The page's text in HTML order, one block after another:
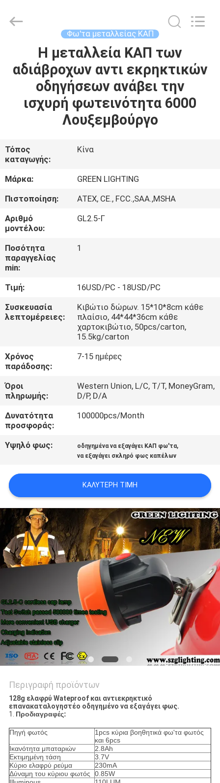
ΠΡΟΪΌΝΤΑ
ΠΕΡΊΠΟΥ
ΓΎΡΟΣ
ΕΡΓΟΣΤΑΣΊΩΝ
ΠΟΙΟΤΙΚΌΣ
ΈΛΕΓΧΟΣ
ΜΑΣ
ΣΕ
ΕΠΑΦΉ
ΖΗΤΉΣΤΕ
ΈΝΑ
ΑΠΌΣΠΑΣΜΑ
SITEMAP
PRIVACY
POLICY
Rights
Reserved.
Φω'τα μεταλλείας ΚΑΠ
Η μεταλλεία ΚΑΠ των
αδιάβροχων αντι εκρηκτικών
οδηγήσεων ανάβει την
ισχυρή φωτεινότητα 6000
Λουξεμβούργο
Τόπος
καταγωγής:
Κίνα
Μάρκα:
GREEN LIGHTING
Πιστοποίηση:
ATEX, CE., FCC.,SAA.,MSHA
Αριθμό
μοντέλου:
GL2.5-Γ
Ποσότητα
παραγγελίας
min:
1
Τιμή:
16USD/PC - 18USD/PC
Συσκευασία
λεπτομέρειες:
Κιβώτιο δώρων. 15*10*8cm κάθε
πλαίσιο, 44*44*36cm κάθε
χαρτοκιβώτιο, 50pcs/carton,
15.5kg/carton
Χρόνος
παράδοσης:
7-15 ημέρες
Όροι
πληρωμής:
Western Union, L/C, T/T, MoneyGram,
D/P, D/A
Δυνατότητα
προσφοράς:
100000pcs/Month
Υψηλό φως: οδηγημένα να εξαγάγει ΚΑΠ φω'τα,
να εξαγάγει σκληρό φως καπέλων
ΚΑΛΎΤΕΡΗ ΤΙΜΉ
Περιγραφή προϊόντων
128g ελαφρύ Wateproof και αντιεκρηκτικό
επανακαταλογηστέο οδηγημένο να εξαγάγει φως.
1. Προδιαγραφές:
Πηγή φωτός
1pcs κύρια βοηθητικά φω'τα φωτός
και 6pcs
Ικανότητα μπαταριών
2.8Ah
Εκτιμημένη τάση
3.7V
Κύριο ελαφρύ ρεύμα
230mA
Δύναμη του κύριου φωτός
0.85W